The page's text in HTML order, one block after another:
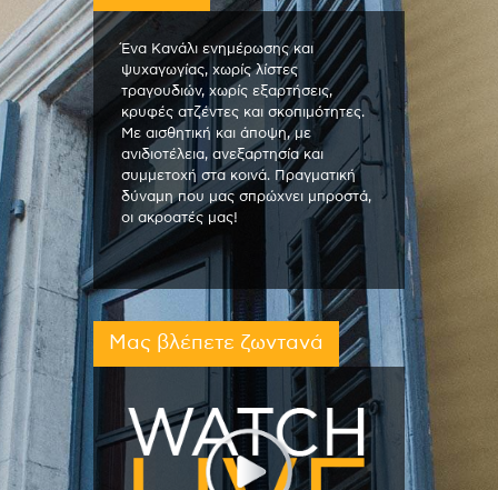
Ένα Κανάλι ενημέρωσης και
ψυχαγωγίας, χωρίς λίστες
τραγουδιών, χωρίς εξαρτήσεις,
κρυφές ατζέντες και σκοπιμότητες.
Με αισθητική και άποψη, με
ανιδιοτέλεια, ανεξαρτησία και
συμμετοχή στα κοινά. Πραγματική
δύναμη που μας σπρώχνει μπροστά,
οι ακροατές μας!
Μας βλέπετε ζωντανά